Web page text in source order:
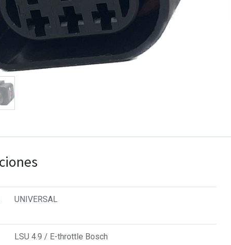
UNIVERSAL
LSU 4.9 / E-throttle Bosch